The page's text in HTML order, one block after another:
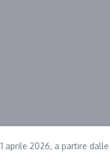
2026, a partire dalle